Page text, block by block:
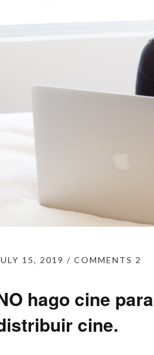
15, 2019 COMMENTS 2
hago cine
cine.